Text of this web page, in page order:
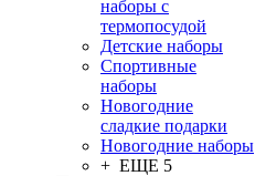
наборы с
термопосудой
Детские наборы
Спортивные
наборы
Новогодние
сладкие подарки
Новогодние наборы
+ ЕЩЕ 5